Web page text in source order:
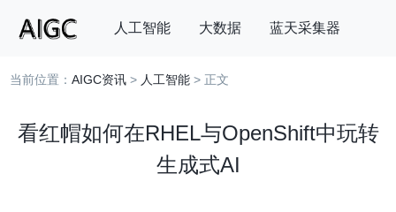
人工智能 大数据 蓝天采集器
搜索
当前位置：AIGC资讯 > 人工智能 > 正文
看红帽如何在RHEL与OpenShift中玩转
生成式AI